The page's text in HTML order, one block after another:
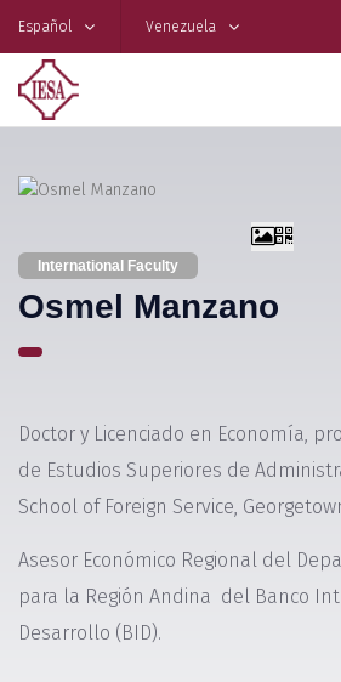
Español Venezuela
International Faculty
Osmel Manzano
Doctor y Licenciado en Economía,
de Estudios Superiores de
School of Foreign Service,
Asesor Económico Regional del
para la Región Andina del Banco
Desarrollo (BID).